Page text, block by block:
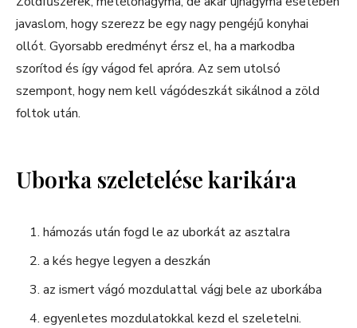
javaslom, hogy szerezz be egy nagy pengéjű konyhai
ollót. Gyorsabb eredményt érsz el, ha a markodba
szorítod és így vágod fel apróra. Az sem utolsó
szempont, hogy nem kell vágódeszkát sikálnod a zöld
foltok után.
Uborka szeletelése karikára
hámozás után fogd le az uborkát az asztalra
a kés hegye legyen a deszkán
az ismert vágó mozdulattal vágj bele az uborkába
egyenletes mozdulatokkal kezd el szeletelni.